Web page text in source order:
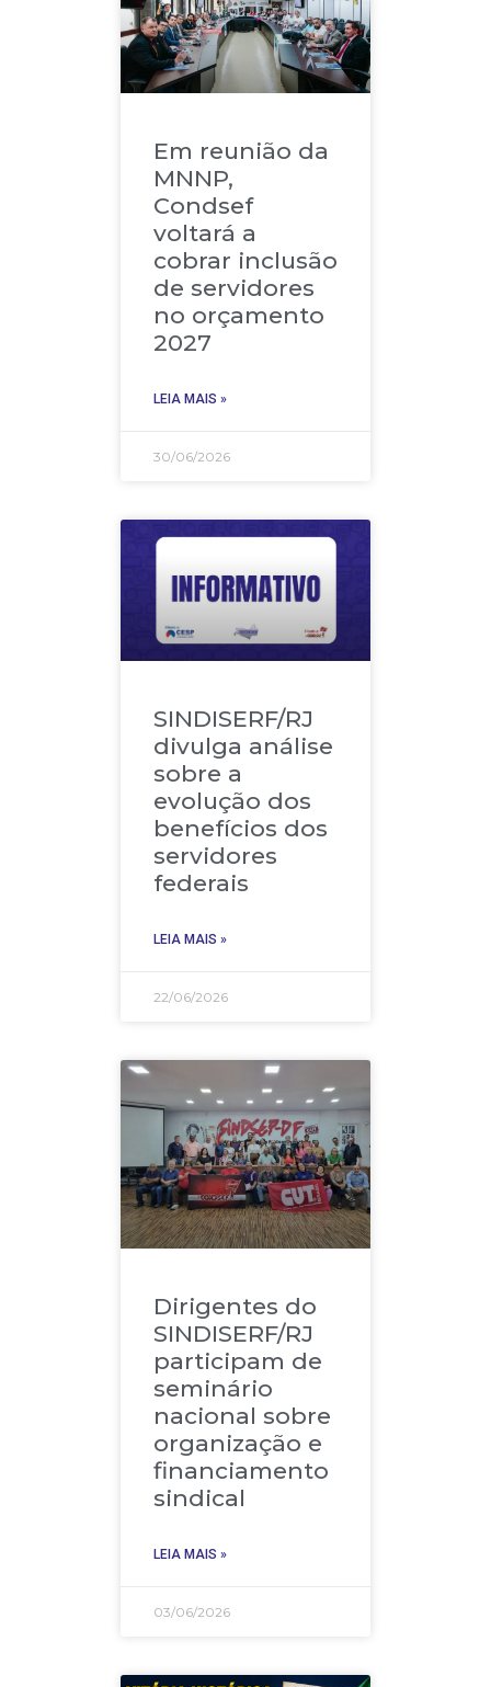
Em reunião da
MNNP,
Condsef
voltará a
cobrar inclusão
de servidores
no orçamento
2027
LEIA MAIS »
30/06/2026
SINDISERF/RJ
divulga análise
sobre a
evolução dos
benefícios dos
servidores
federais
LEIA MAIS »
22/06/2026
Dirigentes do
SINDISERF/RJ
participam de
seminário
nacional sobre
organização e
financiamento
sindical
LEIA MAIS »
03/06/2026